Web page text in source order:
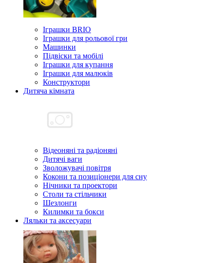
Іграшки BRIO
Іграшки для рольової гри
Машинки
Підвіски та мобілі
Іграшки для купання
Іграшки для малюків
Конструктори
Дитяча кімната
Відеоняні та радіоняні
Дитячі ваги
Зволожувачі повітря
Кокони та позиціонери для сну
Нічники та проектори
Столи та стільчики
Шезлонги
Килимки та бокси
Ляльки та аксесуари